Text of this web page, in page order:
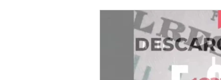
El Sol de México T21mx
Mexicoxport